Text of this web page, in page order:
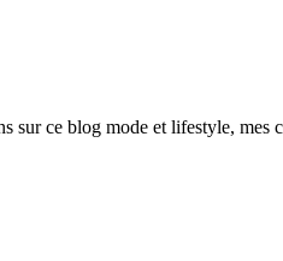
sur ce blog mode et lifestyle, mes